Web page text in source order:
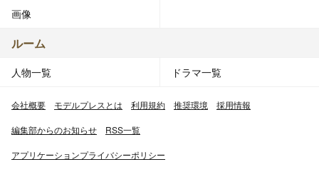
画像
ルーム
人物一覧 ドラマ一覧
会社概要 モデルプレスとは 利用規約 推奨環境 採用情報
編集部からのお知らせ RSS一覧
アプリケーションプライバシーポリシー